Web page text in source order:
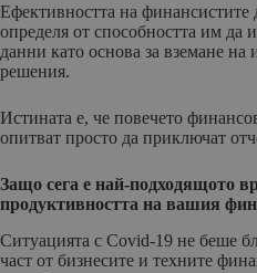
Ефективността на финансистите
определя от способността им да
данни като основа за вземане
решения.
Истината е, че повечето
опитват просто да приключат
Защо сега е най-подходящото
продуктивността на вашия
Ситуацията с Covid-19 не беше
част от бизнесите и техните